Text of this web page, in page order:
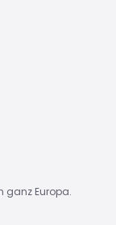
ganz Europa.